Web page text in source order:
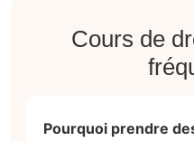
Cours de
Pourquoi prendre